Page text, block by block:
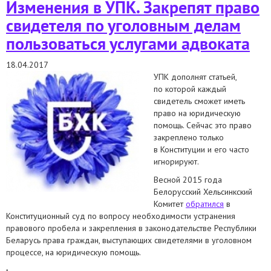
Изменения в УПК. Закрепят право
свидетеля по уголовным делам
пользоваться услугами адвоката
18.04.2017
УПК дополнят статьей,
по которой каждый
свидетель сможет иметь
право на юридическую
помощь. Сейчас это право
закреплено только
в Конституции и его часто
игнорируют.
Весной 2015 года
Белорусский Хельсинкский
Комитетобратился в
Конституционный суд по вопросу необходимости устранения
правового пробела и закрепления в законодательстве Республики
Беларусь права граждан, выступающих свидетелями в уголовном
процессе, на юридическую помощь.